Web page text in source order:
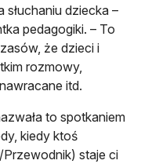
słuchaniu dziecka –
pedagogiki. – To
że dzieci i
rozmowy,
itd.
to spotkaniem
kiedy ktoś
staje ci